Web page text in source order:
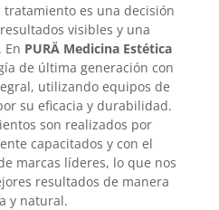
es una decisión
visibles y una
En PURÄ Medicina Estética
de última generación con
utilizando equipos de
su eficacia y durabilidad.
son realizados por
capacitados y con el
marcas líderes, lo que nos
resultados de manera
y natural.